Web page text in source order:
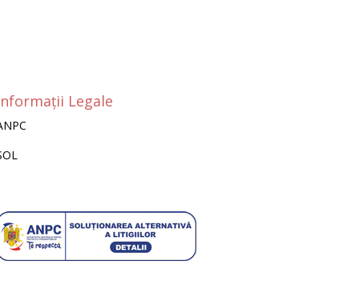
Legale